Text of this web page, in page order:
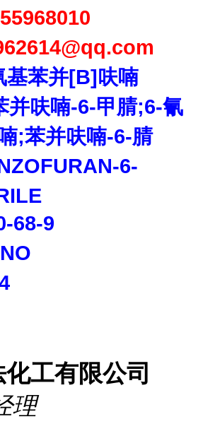
@qq.com
基苯并[B]呋喃
并呋喃-6-甲腈;6-氰
;苯并呋喃-6-腈
6-
68-9
工有限公司
理